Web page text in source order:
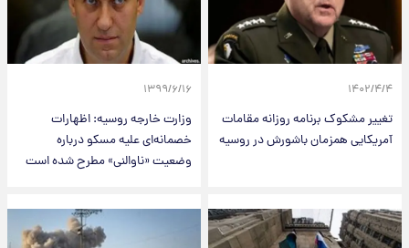
۱۴۰۲/۴/۴
تغییر مشکوک برنامه روزانه مقامات
آمریکایی همزمان باشورش در روسیه
۱۳۹۹/۶/۱۶
وزارت خارجه روسیه: اظهارات
خصمانه‌ای علیه مسکو درباره
وضعیت «ناوالنی» مطرح شده است